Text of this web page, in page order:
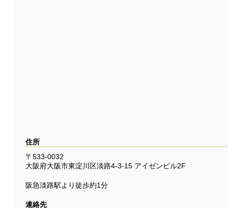
住所
〒533-0032
大阪府大阪市東淀川区淡路4-3-15 アイゼンビル2F
阪急淡路駅より徒歩約1分
連絡先